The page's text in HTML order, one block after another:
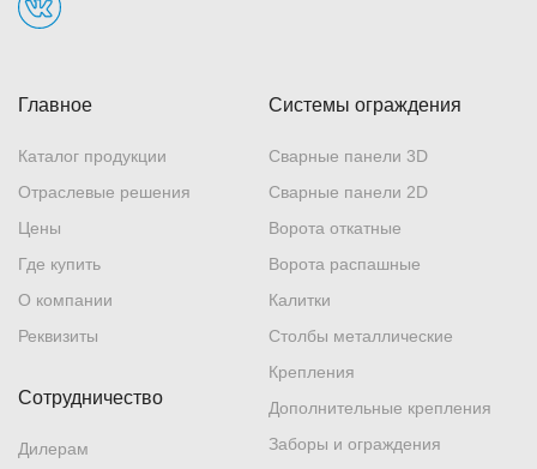
Главное
Каталог продукции
Отраслевые решения
Цены
Где купить
О компании
Реквизиты
Системы ограждения
Сварные панели 3D
Сварные панели 2D
Ворота откатные
Ворота распашные
Калитки
Столбы металлические
Крепления
Дополнительные крепления
Заборы и ограждения
Сотрудничество
Дилерам